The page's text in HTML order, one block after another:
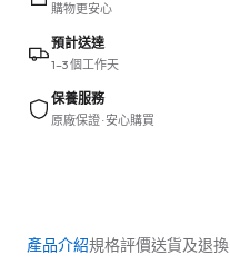
購物更安心
預計送達
1–3 個工作天
保養服務
原廠保證 · 安心購買
產品介紹規格評價送貨及退換